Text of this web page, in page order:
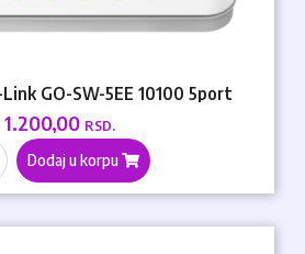
GO-SW-5EE 10100 5port
1.200,00 RSD.
Dodaj u korpu